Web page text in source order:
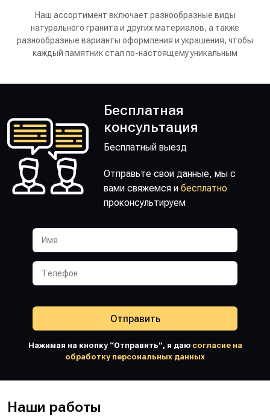
Наш ассортимент включает разнообразные виды
натурального гранита и других материалов, а также
разнообразные варианты оформления и украшения, чтобы
каждый памятник стал по-настоящему уникальным
Бесплатная
консультация
Бесплатный выезд
Отправьте свои данные, мы с
вами свяжемся и бесплатно
проконсультируем
Отправить
Нажимая на кнопку “Отправить”, я даю согласие на
обработку персональных данных
Наши работы